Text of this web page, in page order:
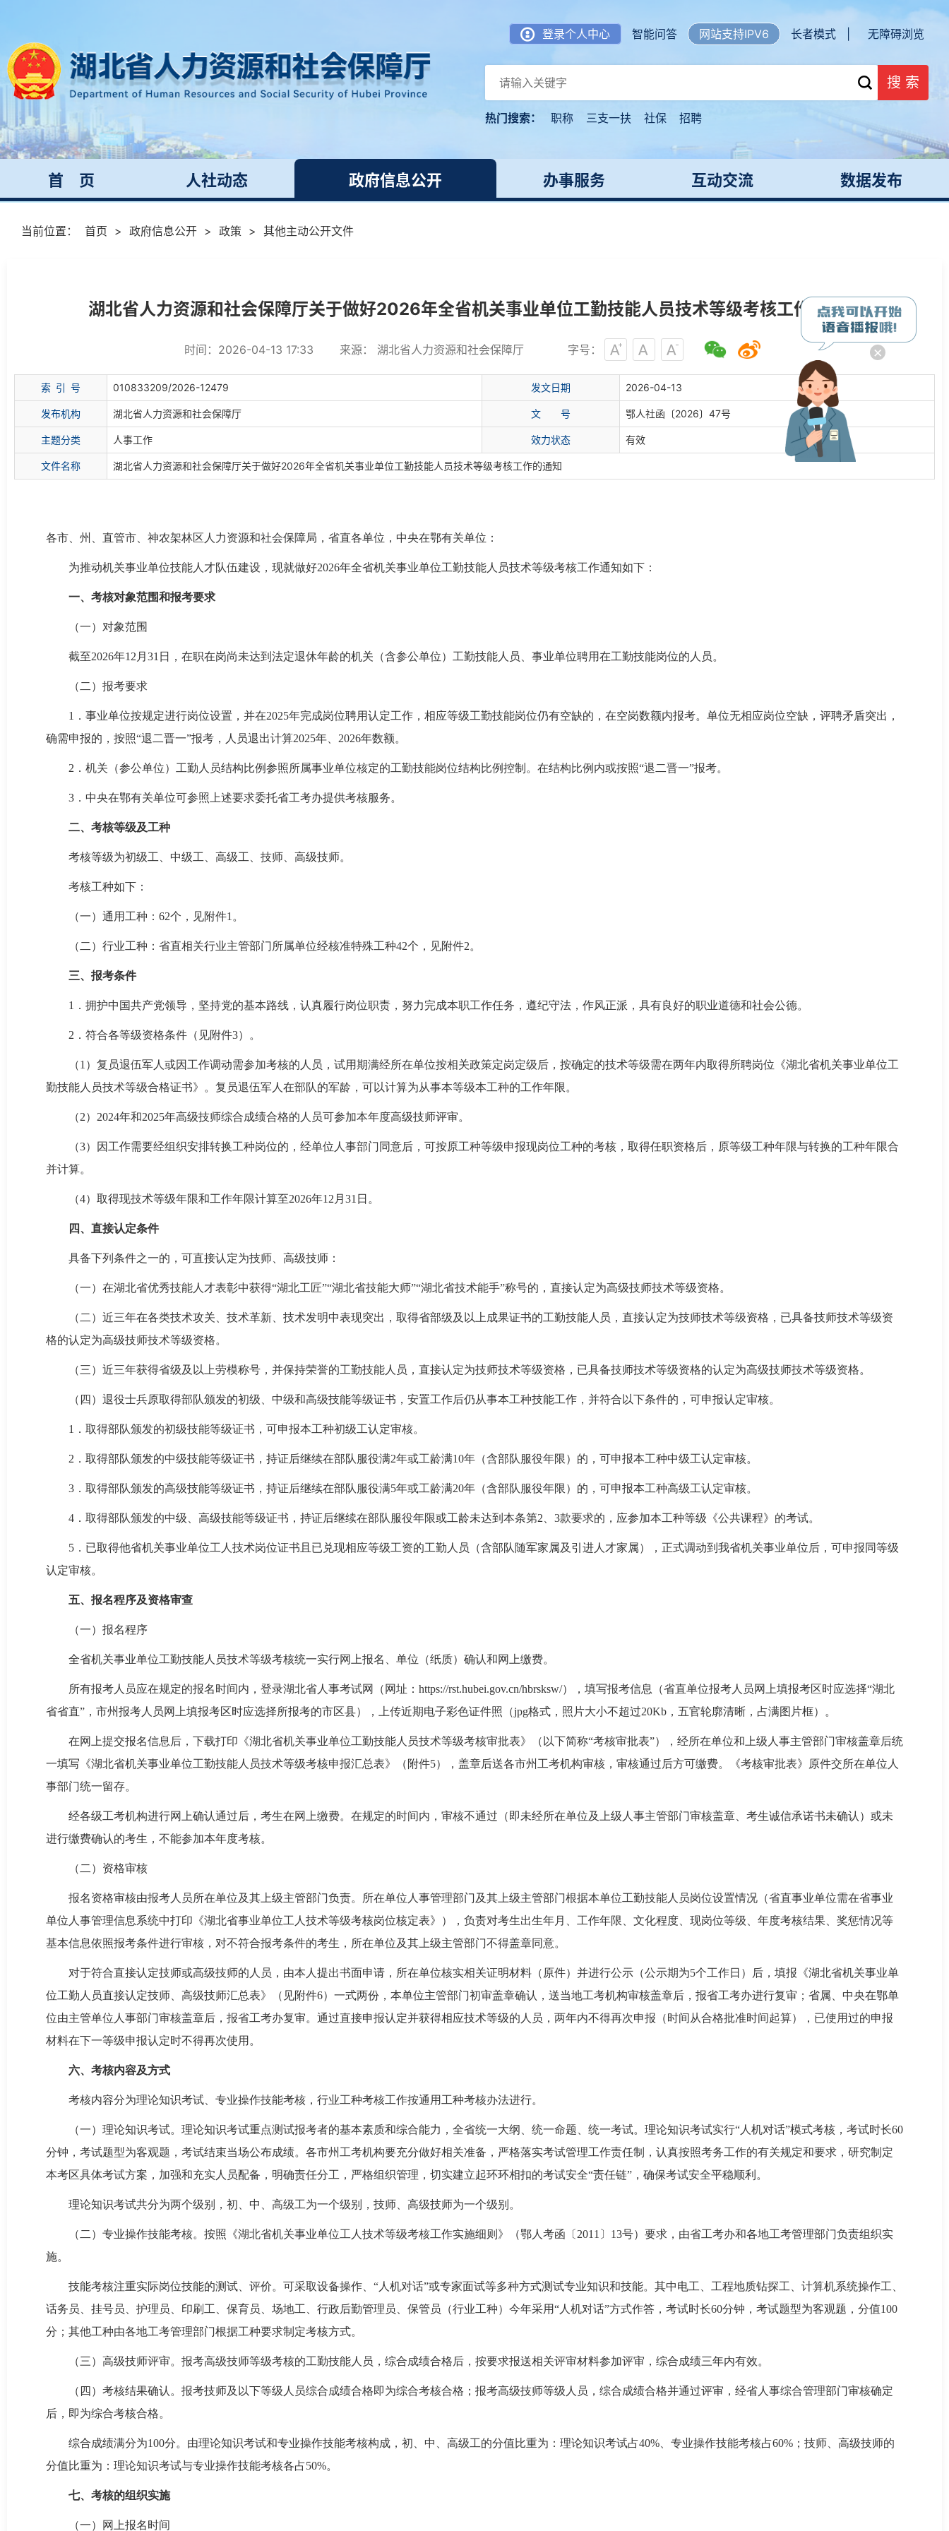
登录个人中心 智能问答 网站支持IPV6 长者模式 | 无障碍浏览
搜 索
热门搜索： 职称 三支一扶 社保 招聘
首 页 人社动态 政府信息公开 办事服务 互动交流 数据发布
×
当前位置： 首页 > 政府信息公开 > 政策 > 其他主动公开文件
湖北省人力资源和社会保障厅关于做好2026年全省机关事业单位工勤技能人员技术等级考核工作的通知
时间：2026-04-13 17:33 来源： 湖北省人力资源和社会保障厅 字号：
索 引 号 010833209/2026-12479 发文日期 2026-04-13
发布机构 湖北省人力资源和社会保障厅 文 号 鄂人社函〔2026〕47号
主题分类 人事工作 效力状态 有效
文件名称 湖北省人力资源和社会保障厅关于做好2026年全省机关事业单位工勤技能人员技术等级考核工作的通知
各市、州、直管市、神农架林区人力资源和社会保障局，省直各单位，中央在鄂有关单位：
为推动机关事业单位技能人才队伍建设，现就做好2026年全省机关事业单位工勤技能人员技术等级考核工作通知如下：
一、考核对象范围和报考要求
（一）对象范围
截至2026年12月31日，在职在岗尚未达到法定退休年龄的机关（含参公单位）工勤技能人员、事业单位聘用在工勤技能岗位的人员。
（二）报考要求
1．事业单位按规定进行岗位设置，并在2025年完成岗位聘用认定工作，相应等级工勤技能岗位仍有空缺的，在空岗数额内报考。单位无相应岗位空缺，评聘矛盾突出，
确需申报的，按照“退二晋一”报考，人员退出计算2025年、2026年数额。
2．机关（参公单位）工勤人员结构比例参照所属事业单位核定的工勤技能岗位结构比例控制。在结构比例内或按照“退二晋一”报考。
3．中央在鄂有关单位可参照上述要求委托省工考办提供考核服务。
二、考核等级及工种
考核等级为初级工、中级工、高级工、技师、高级技师。
考核工种如下：
（一）通用工种：62个，见附件1。
（二）行业工种：省直相关行业主管部门所属单位经核准特殊工种42个，见附件2。
三、报考条件
1．拥护中国共产党领导，坚持党的基本路线，认真履行岗位职责，努力完成本职工作任务，遵纪守法，作风正派，具有良好的职业道德和社会公德。
2．符合各等级资格条件（见附件3）。
（1）复员退伍军人或因工作调动需参加考核的人员，试用期满经所在单位按相关政策定岗定级后，按确定的技术等级需在两年内取得所聘岗位《湖北省机关事业单位工
勤技能人员技术等级合格证书》。复员退伍军人在部队的军龄，可以计算为从事本等级本工种的工作年限。
（2）2024年和2025年高级技师综合成绩合格的人员可参加本年度高级技师评审。
（3）因工作需要经组织安排转换工种岗位的，经单位人事部门同意后，可按原工种等级申报现岗位工种的考核，取得任职资格后，原等级工种年限与转换的工种年限合
并计算。
（4）取得现技术等级年限和工作年限计算至2026年12月31日。
四、直接认定条件
具备下列条件之一的，可直接认定为技师、高级技师：
（一）在湖北省优秀技能人才表彰中获得“湖北工匠”“湖北省技能大师”“湖北省技术能手”称号的，直接认定为高级技师技术等级资格。
（二）近三年在各类技术攻关、技术革新、技术发明中表现突出，取得省部级及以上成果证书的工勤技能人员，直接认定为技师技术等级资格，已具备技师技术等级资
格的认定为高级技师技术等级资格。
（三）近三年获得省级及以上劳模称号，并保持荣誉的工勤技能人员，直接认定为技师技术等级资格，已具备技师技术等级资格的认定为高级技师技术等级资格。
（四）退役士兵原取得部队颁发的初级、中级和高级技能等级证书，安置工作后仍从事本工种技能工作，并符合以下条件的，可申报认定审核。
1．取得部队颁发的初级技能等级证书，可申报本工种初级工认定审核。
2．取得部队颁发的中级技能等级证书，持证后继续在部队服役满2年或工龄满10年（含部队服役年限）的，可申报本工种中级工认定审核。
3．取得部队颁发的高级技能等级证书，持证后继续在部队服役满5年或工龄满20年（含部队服役年限）的，可申报本工种高级工认定审核。
4．取得部队颁发的中级、高级技能等级证书，持证后继续在部队服役年限或工龄未达到本条第2、3款要求的，应参加本工种等级《公共课程》的考试。
5．已取得他省机关事业单位工人技术岗位证书且已兑现相应等级工资的工勤人员（含部队随军家属及引进人才家属），正式调动到我省机关事业单位后，可申报同等级
认定审核。
五、报名程序及资格审查
（一）报名程序
全省机关事业单位工勤技能人员技术等级考核统一实行网上报名、单位（纸质）确认和网上缴费。
所有报考人员应在规定的报名时间内，登录湖北省人事考试网（网址：https://rst.hubei.gov.cn/hbrsksw/），填写报考信息（省直单位报考人员网上填报考区时应选择“湖北
省省直”，市州报考人员网上填报考区时应选择所报考的市区县），上传近期电子彩色证件照（jpg格式，照片大小不超过20Kb，五官轮廓清晰，占满图片框）。
在网上提交报名信息后，下载打印《湖北省机关事业单位工勤技能人员技术等级考核审批表》（以下简称“考核审批表”），经所在单位和上级人事主管部门审核盖章后统
一填写《湖北省机关事业单位工勤技能人员技术等级考核申报汇总表》（附件5），盖章后送各市州工考机构审核，审核通过后方可缴费。《考核审批表》原件交所在单位人
事部门统一留存。
经各级工考机构进行网上确认通过后，考生在网上缴费。在规定的时间内，审核不通过（即未经所在单位及上级人事主管部门审核盖章、考生诚信承诺书未确认）或未
进行缴费确认的考生，不能参加本年度考核。
（二）资格审核
报名资格审核由报考人员所在单位及其上级主管部门负责。所在单位人事管理部门及其上级主管部门根据本单位工勤技能人员岗位设置情况（省直事业单位需在省事业
单位人事管理信息系统中打印《湖北省事业单位工人技术等级考核岗位核定表》），负责对考生出生年月、工作年限、文化程度、现岗位等级、年度考核结果、奖惩情况等
基本信息依照报考条件进行审核，对不符合报考条件的考生，所在单位及其上级主管部门不得盖章同意。
对于符合直接认定技师或高级技师的人员，由本人提出书面申请，所在单位核实相关证明材料（原件）并进行公示（公示期为5个工作日）后，填报《湖北省机关事业单
位工勤人员直接认定技师、高级技师汇总表》（见附件6）一式两份，本单位主管部门初审盖章确认，送当地工考机构审核盖章后，报省工考办进行复审；省属、中央在鄂单
位由主管单位人事部门审核盖章后，报省工考办复审。通过直接申报认定并获得相应技术等级的人员，两年内不得再次申报（时间从合格批准时间起算），已使用过的申报
材料在下一等级申报认定时不得再次使用。
六、考核内容及方式
考核内容分为理论知识考试、专业操作技能考核，行业工种考核工作按通用工种考核办法进行。
（一）理论知识考试。理论知识考试重点测试报考者的基本素质和综合能力，全省统一大纲、统一命题、统一考试。理论知识考试实行“人机对话”模式考核，考试时长60
分钟，考试题型为客观题，考试结束当场公布成绩。各市州工考机构要充分做好相关准备，严格落实考试管理工作责任制，认真按照考务工作的有关规定和要求，研究制定
本考区具体考试方案，加强和充实人员配备，明确责任分工，严格组织管理，切实建立起环环相扣的考试安全“责任链”，确保考试安全平稳顺利。
理论知识考试共分为两个级别，初、中、高级工为一个级别，技师、高级技师为一个级别。
（二）专业操作技能考核。按照《湖北省机关事业单位工人技术等级考核工作实施细则》（鄂人考函〔2011〕13号）要求，由省工考办和各地工考管理部门负责组织实
施。
技能考核注重实际岗位技能的测试、评价。可采取设备操作、“人机对话”或专家面试等多种方式测试专业知识和技能。其中电工、工程地质钻探工、计算机系统操作工、
话务员、挂号员、护理员、印刷工、保育员、场地工、行政后勤管理员、保管员（行业工种）今年采用“人机对话”方式作答，考试时长60分钟，考试题型为客观题，分值100
分；其他工种由各地工考管理部门根据工种要求制定考核方式。
（三）高级技师评审。报考高级技师等级考核的工勤技能人员，综合成绩合格后，按要求报送相关评审材料参加评审，综合成绩三年内有效。
（四）考核结果确认。报考技师及以下等级人员综合成绩合格即为综合考核合格；报考高级技师等级人员，综合成绩合格并通过评审，经省人事综合管理部门审核确定
后，即为综合考核合格。
综合成绩满分为100分。由理论知识考试和专业操作技能考核构成，初、中、高级工的分值比重为：理论知识考试占40%、专业操作技能考核占60%；技师、高级技师的
分值比重为：理论知识考试与专业操作技能考核各占50%。
七、考核的组织实施
（一）网上报名时间